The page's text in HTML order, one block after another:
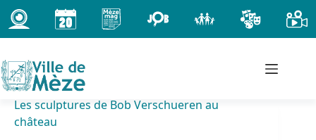
Passer
au
contenu
Les sculptures de Bob Verschueren au
château